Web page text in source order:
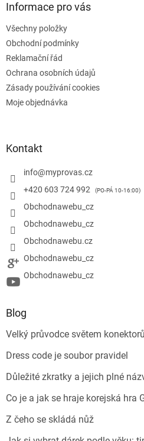
Informace pro vás
Všechny položky
Obchodní podmínky
Reklamační řád
Ochrana osobních údajů
Zásady používání cookies
Moje objednávka
Kontakt
info@myprovas.cz
+420 603 724 992
Obchodnawebu_cz
Obchodnawebu_cz
Obchodnawebu.cz
Obchodnawebu_cz
Obchodnawebu_cz
Blog
Velký průvodce světem konektorů
Dress code je soubor pravidel
Důležité zkratky a jejich plné
Co je a jak se hraje korejská hra
Z čeho se skládá nůž